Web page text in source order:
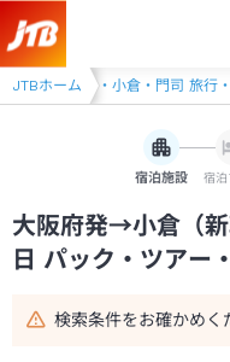
JTBホーム
ー 北九州・小倉・門司 旅行
宿泊施設 宿泊
大阪府発→小倉（
日 パック・ツアー
検索条件をお確かめく